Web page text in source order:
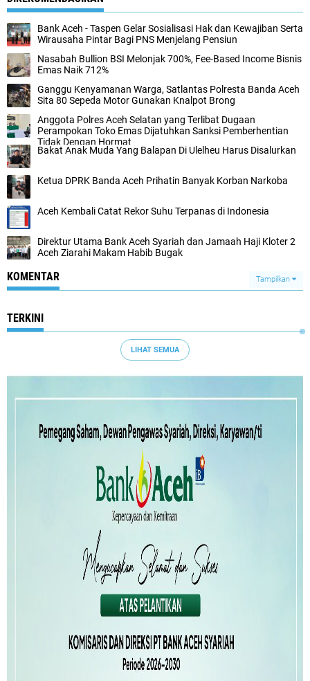
Bank Aceh - Taspen Gelar Sosialisasi Hak dan Kewajiban Serta
Wirausaha Pintar Bagi PNS Menjelang Pensiun
Nasabah Bullion BSI Melonjak 700%, Fee-Based Income Bisnis
Emas Naik 712%
Ganggu Kenyamanan Warga, Satlantas Polresta Banda Aceh
Sita 80 Sepeda Motor Gunakan Knalpot Brong
Anggota Polres Aceh Selatan yang Terlibat Dugaan
Perampokan Toko Emas Dijatuhkan Sanksi Pemberhentian
Tidak Dengan Hormat
Bakat Anak Muda Yang Balapan Di Ulelheu Harus Disalurkan
Ketua DPRK Banda Aceh Prihatin Banyak Korban Narkoba
Aceh Kembali Catat Rekor Suhu Terpanas di Indonesia
Direktur Utama Bank Aceh Syariah dan Jamaah Haji Kloter 2
Aceh Ziarahi Makam Habib Bugak
KOMENTAR Tampilkan
TERKINI
LIHAT SEMUA